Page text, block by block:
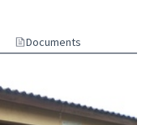
Documents